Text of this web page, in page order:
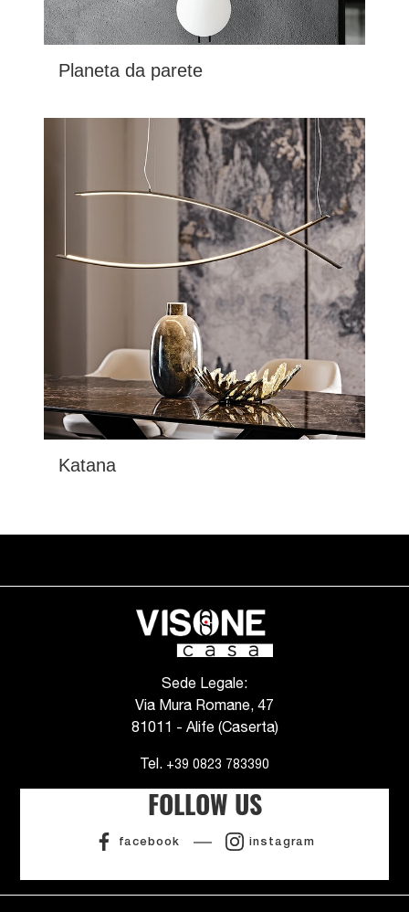
Planeta da parete
Katana
Sede Legale:
Via Mura Romane, 47
81011 - Alife (Caserta)
Tel. +39 0823 783390
FOLLOW US
facebook instagram